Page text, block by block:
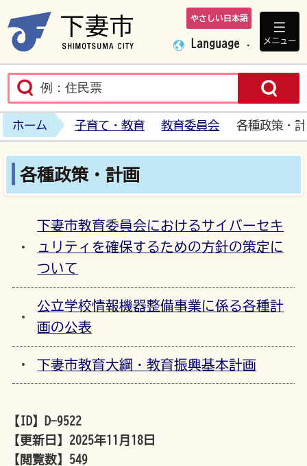
下妻市ホームペ
やさしい日本語
Language メニュー
ホーム 子育て・教育 教育委員会 各種政策・
各種政策・計画
下妻市教育委員会におけるサイバーセキ
ュリティを確保するための方針の策定に
ついて
公立学校情報機器整備事業に係る各種計
画の公表
下妻市教育大綱・教育振興基本計画
【ID】
D-9522
【更新日】 2025年11月18日
【閲覧数】 549